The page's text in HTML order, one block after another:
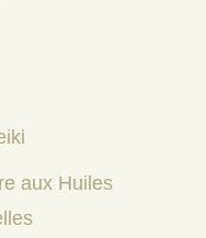
aux Huiles